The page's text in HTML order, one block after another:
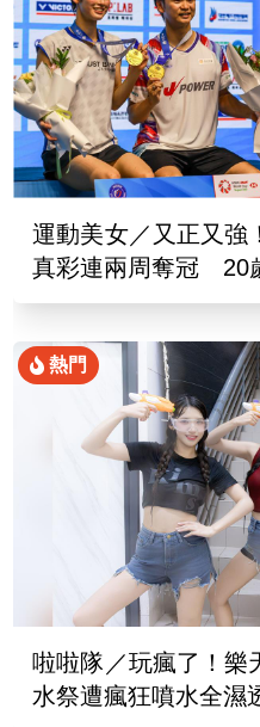
運動美女／又正又強
真彩連兩周奪冠 20
熱門
啦啦隊／玩瘋了！樂
水祭遭瘋狂噴水全濕